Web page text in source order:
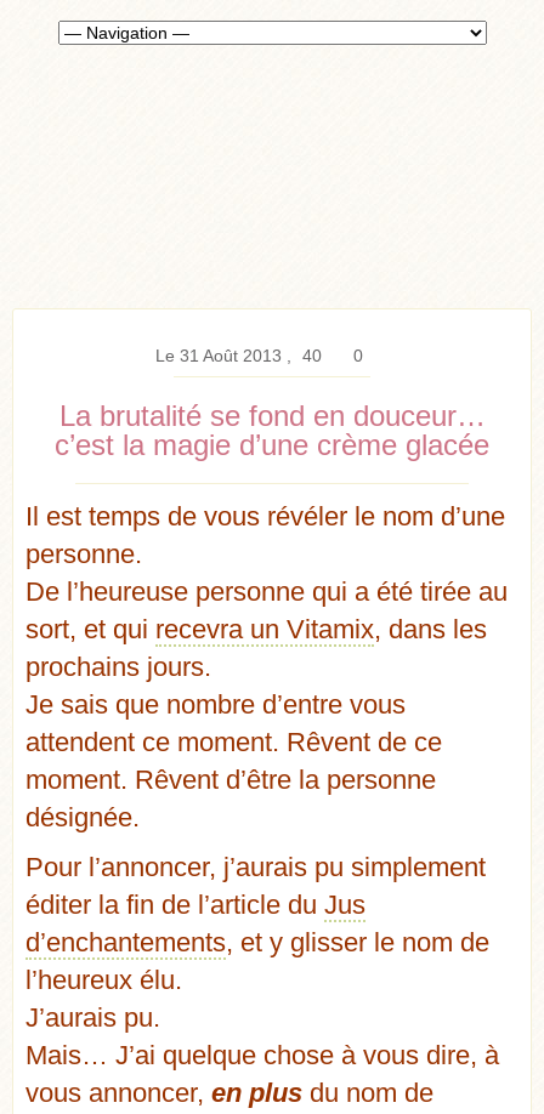
Le 31 Août 2013 40 0
La brutalité se fond en douceur…
c’est la magie d’une crème glacée
Il est temps de vous révéler le nom d’une
personne.
De l’heureuse personne qui a été tirée au
sort, et qui recevra un Vitamix, dans les
prochains jours.
Je sais que nombre d’entre vous
attendent ce moment. Rêvent de ce
moment. Rêvent d’être la personne
désignée.
Pour l’annoncer, j’aurais pu simplement
éditer la fin de l’article du Jus
d’enchantements, et y glisser le nom de
l’heureux élu.
J’aurais pu.
Mais… J’ai quelque chose à vous dire, à
vous annoncer, en plus du nom de